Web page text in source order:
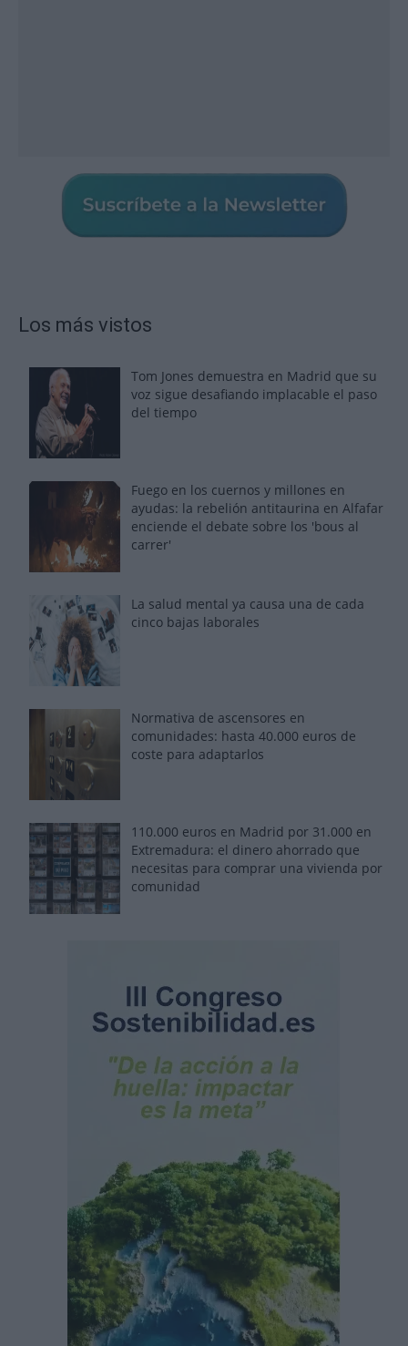
Los más vistos
Tom Jones demuestra en Madrid que su
voz sigue desafiando implacable el paso
del tiempo
Fuego en los cuernos y millones en
ayudas: la rebelión antitaurina en Alfafar
enciende el debate sobre los 'bous al
carrer'
La salud mental ya causa una de cada
cinco bajas laborales
Normativa de ascensores en
comunidades: hasta 40.000 euros de
coste para adaptarlos
110.000 euros en Madrid por 31.000 en
Extremadura: el dinero ahorrado que
necesitas para comprar una vivienda por
comunidad